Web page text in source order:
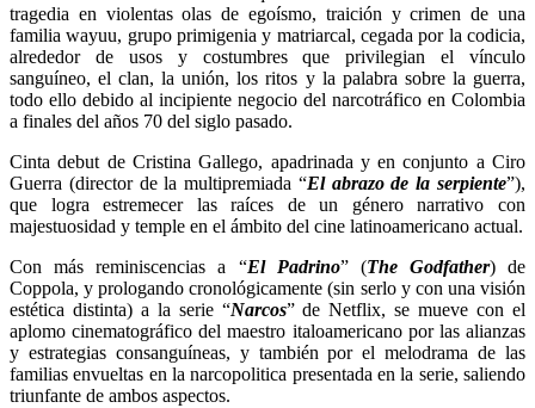
tragedia en violentas olas de egoísmo, traición y crimen de una
familia wayuu, grupo primigenia y matriarcal, cegada por la codicia,
alrededor de usos y costumbres que privilegian el vínculo
sanguíneo, el clan, la unión, los ritos y la palabra sobre la guerra,
todo ello debido al incipiente negocio del narcotráfico en Colombia
a finales del años 70 del siglo pasado.
Cinta debut de Cristina Gallego, apadrinada y en conjunto a Ciro
Guerra (director de la multipremiada “El abrazo de la serpiente”),
que logra estremecer las raíces de un género narrativo con
majestuosidad y temple en el ámbito del cine latinoamericano actual.
Con más reminiscencias a “El Padrino” (The Godfather) de
Coppola, y prologando cronológicamente (sin serlo y con una visión
estética distinta) a la serie “Narcos” de Netflix, se mueve con el
aplomo cinematográfico del maestro italoamericano por las alianzas
y estrategias consanguíneas, y también por el melodrama de las
familias envueltas en la narcopolitica presentada en la serie, saliendo
triunfante de ambos aspectos.